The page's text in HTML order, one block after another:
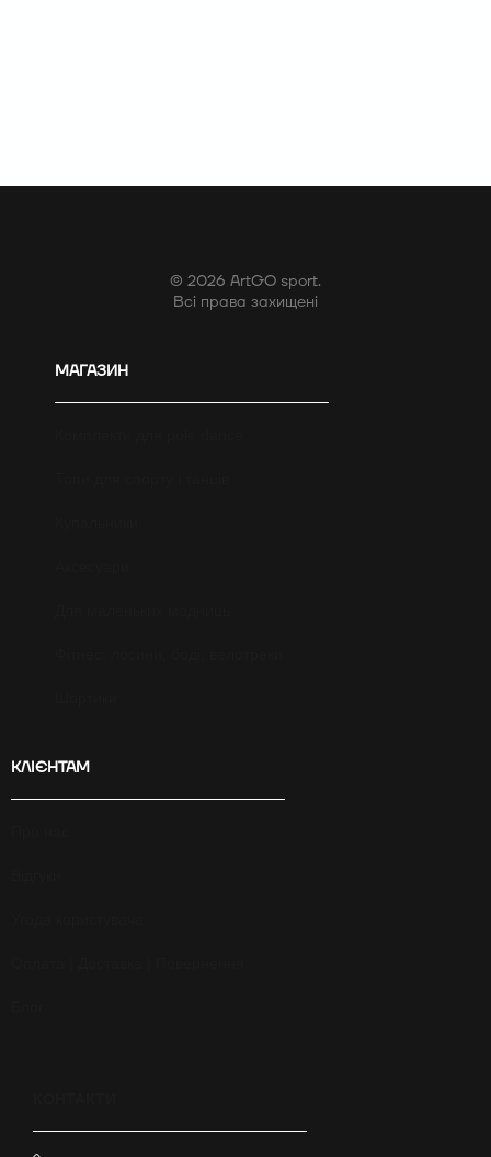
© 2026 ArtGO sport.
Всі права захищені
МАГАЗИН
КЛІЄНТАМ